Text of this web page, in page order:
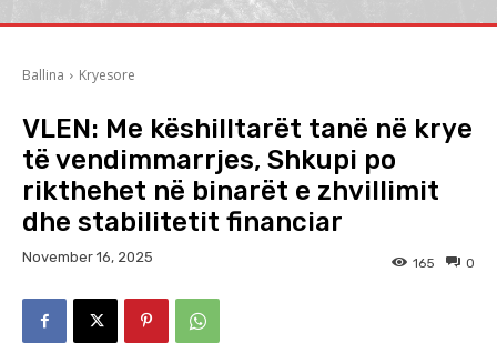
Ballina Kryesore
VLEN: Me këshilltarët tanë në krye
të vendimmarrjes, Shkupi po
rikthehet në binarët e zhvillimit
dhe stabilitetit financiar
November 16, 2025 0
165